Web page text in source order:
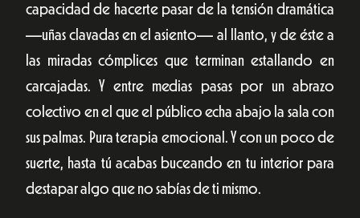
capacidad de hacerte pasar de la tensión dramática
—uñas clavadas en el asiento— al llanto, y de éste a
las miradas cómplices que terminan estallando en
carcajadas. Y entre medias pasas por un abrazo
colectivo en el que el público echa abajo la sala con
sus palmas. Pura terapia emocional. Y con un poco de
suerte, hasta tú acabas buceando en tu interior para
destapar algo que no sabías de ti mismo.